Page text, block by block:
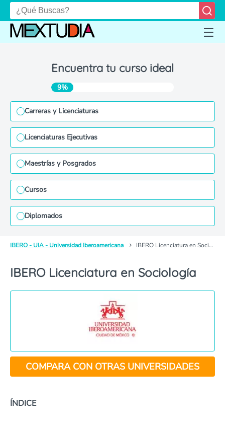
Encuentra tu curso ideal
9%
Carreras y Licenciaturas
Licenciaturas Ejecutivas
Maestrías y Posgrados
Cursos
Diplomados
IBERO - UIA - Universidad Iberoamericana IBERO Licenciatura en Sociología
IBERO Licenciatura en Sociología
COMPARA CON OTRAS UNIVERSIDADES
ÍNDICE